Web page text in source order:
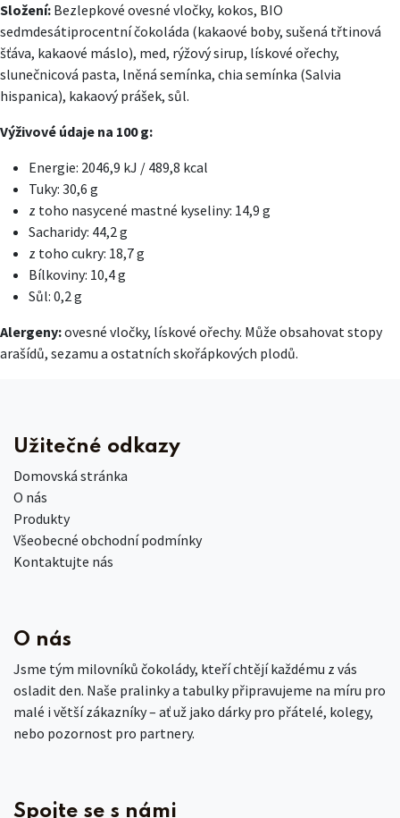
Složení: Bezlepkové ovesné vločky, kokos, BIO
sedmdesátiprocentní čokoláda (kakaové boby, sušená třtinová
šťáva, kakaové máslo), med, rýžový sirup, lískové ořechy,
slunečnicová pasta, lněná semínka, chia semínka (Salvia
hispanica), kakaový prášek, sůl.
Výživové údaje na 100 g:
Energie: 2046,9 kJ / 489,8 kcal
Tuky: 30,6 g
z toho nasycené mastné kyseliny: 14,9 g
Sacharidy: 44,2 g
z toho cukry: 18,7 g
Bílkoviny: 10,4 g
Sůl: 0,2 g
Alergeny:ovesné vločky, lískové ořechy. Může obsahovat stopy
arašídů, sezamu a ostatních skořápkových plodů.
Užitečné odkazy
Domovská stránka
O nás
Produkty
Všeobecné obchodní podmínky
Kontaktujte nás
O nás
Jsme tým milovníků čokolády, kteří chtějí každému z vás
osladit den. Naše pralinky a tabulky připravujeme na míru pro
malé i větší zákazníky – ať už jako dárky pro přátelé, kolegy,
nebo pozornost pro partnery.
Spojte se s námi